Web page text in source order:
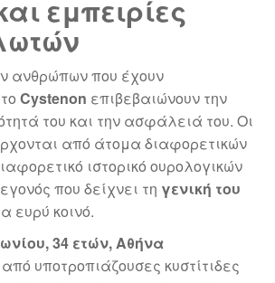
εμπειρίες
ανθρώπων που έχουν
Cystenon επιβεβαιώνουν την
του και την ασφάλειά του. Οι
από άτομα διαφορετικών
ιστορικό ουρολογικών
που δείχνει τη γενική του
ευρύ κοινό.
34 ετών, Αθήνα
υποτροπιάζουσες κυστίτιδες